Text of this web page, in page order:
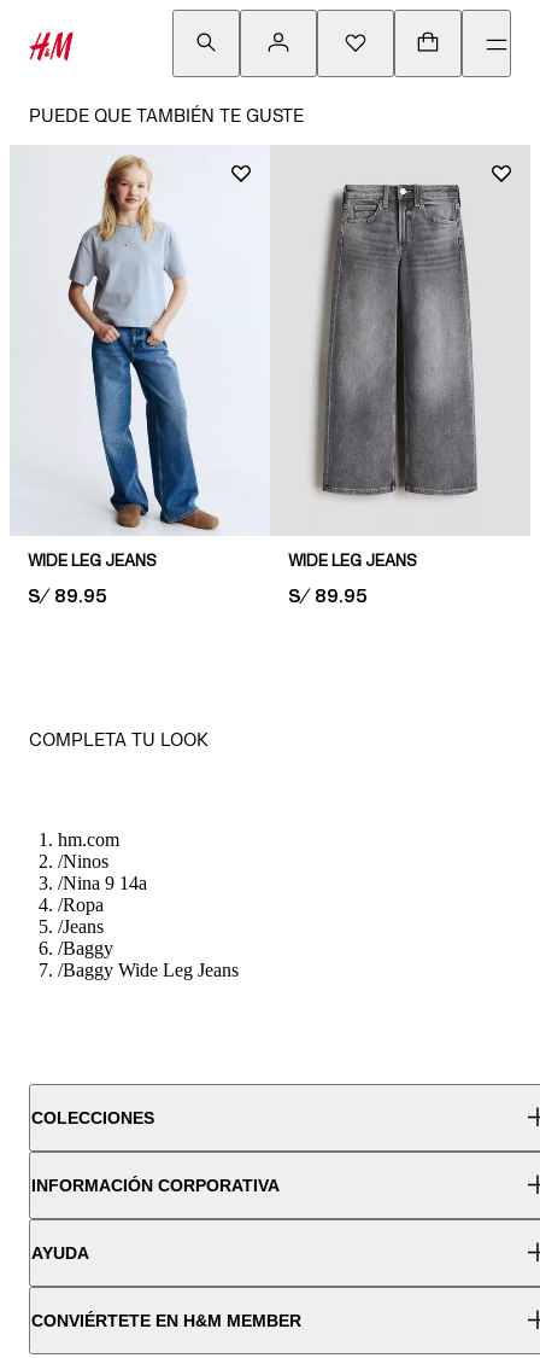
PUEDE QUE TAMBIÉN TE GUSTE
WIDE LEG JEANS
PRICE:
S/ 89.95
WIDE LEG JEANS
PRICE:
S/ 89.95
COMPLETA TU LOOK
hm.com
/Ninos
/Nina 9 14a
/Ropa
/Jeans
/Baggy
/Baggy Wide Leg Jeans
COLECCIONES
INFORMACIÓN CORPORATIVA
AYUDA
CONVIÉRTETE EN H&M MEMBER